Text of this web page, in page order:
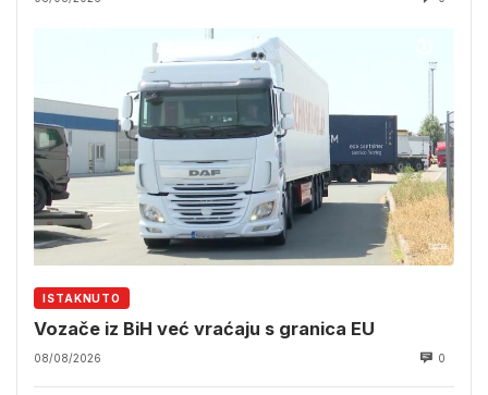
ISTAKNUTO
Vozače iz BiH već vraćaju s granica EU
08/08/2026 0